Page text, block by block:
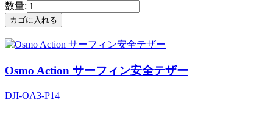
数量:
Osmo Action サーフィン安全テザー
DJI-OA3-P14